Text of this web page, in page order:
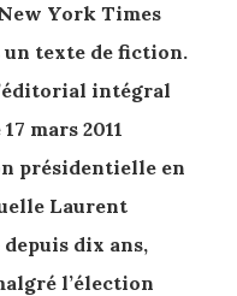
York Times
un texte de fiction.
intégral
mars 2011
présidentielle en
Laurent
dix ans,
l’élection